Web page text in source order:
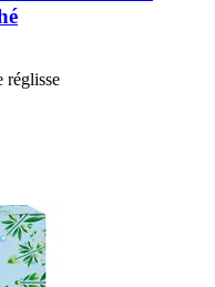
réglisse